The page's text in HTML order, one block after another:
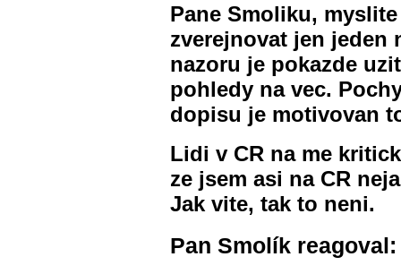
Pane Smoliku,
zverejnovat jen jeden
nazoru je pokazde
pohledy na vec.
dopisu je motivovan
Lidi v CR na me
ze jsem asi na CR
Jak vite, tak to neni.
Pan Smolík reagoval: